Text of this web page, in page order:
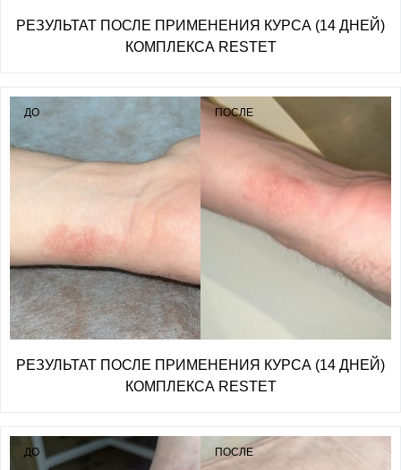
РЕЗУЛЬТАТ ПОСЛЕ ПРИМЕНЕНИЯ КУРСА (14 ДНЕЙ)
КОМПЛЕКСА RESTET
ДО ПОСЛЕ
РЕЗУЛЬТАТ ПОСЛЕ ПРИМЕНЕНИЯ КУРСА (14 ДНЕЙ)
КОМПЛЕКСА RESTET
ДО ПОСЛЕ